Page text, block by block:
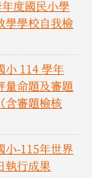
年度國民小學
學學校自我檢
小 114 學年
量命題及審題
含審題檢核
小-115年世界
執行成果